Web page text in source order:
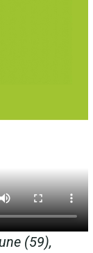
(59),